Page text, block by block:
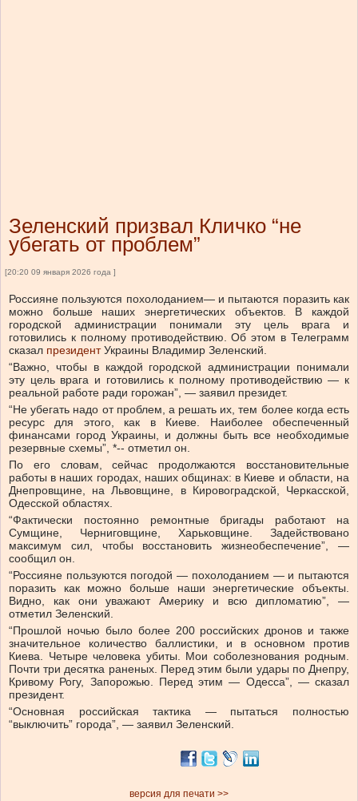
Зеленский призвал Кличко “не
убегать от проблем”
[20:20 09 января 2026 года ]
Россияне пользуются похолоданием— и пытаются поразить как
можно больше наших энергетических объектов. В каждой
городской администрации понимали эту цель врага и
готовились к полному противодействию. Об этом в Телеграмм
сказал президент Украины Владимир Зеленский.
“Важно, чтобы в каждой городской администрации понимали
эту цель врага и готовились к полному противодействию — к
реальной работе ради горожан”, — заявил президет.
“Не убегать надо от проблем, а решать их, тем более когда есть
ресурс для этого, как в Киеве. Наиболее обеспеченный
финансами город Украины, и должны быть все необходимые
резервные схемы”, *-- отметил он.
По его словам, сейчас продолжаются восстановительные
работы в наших городах, наших общинах: в Киеве и области, на
Днепровщине, на Львовщине, в Кировоградской, Черкасской,
Одесской областях.
“Фактически постоянно ремонтные бригады работают на
Сумщине, Черниговщине, Харьковщине. Задействовано
максимум сил, чтобы восстановить жизнеобеспечение”, —
сообщил он.
“Россияне пользуются погодой — похолоданием — и пытаются
поразить как можно больше наши энергетические объекты.
Видно, как они уважают Америку и всю дипломатию”, —
отметил Зеленский.
“Прошлой ночью было более 200 российских дронов и также
значительное количество баллистики, и в основном против
Киева. Четыре человека убиты. Мои соболезнования родным.
Почти три десятка раненых. Перед этим были удары по Днепру,
Кривому Рогу, Запорожью. Перед этим — Одесса”, — сказал
президент.
“Основная российская тактика — пытаться полностью
“выключить” города”, — заявил Зеленский.
версия для печати >>